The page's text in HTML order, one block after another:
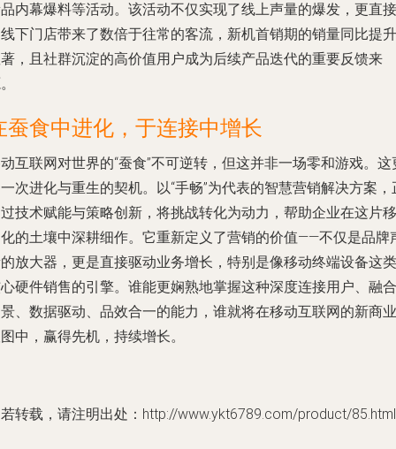
内幕爆料等活动。该活动不仅实现了线上声量的爆发，更直接
下门店带来了数倍于往常的客流，新机首销期的销量同比提升
，且社群沉淀的高价值用户成为后续产品迭代的重要反馈来
蚕食中进化，于连接中增长
互联网对世界的“蚕食”不可逆转，但这并非一场零和游戏。这
次进化与重生的契机。以“手畅”为代表的智慧营销解决方案，
技术赋能与策略创新，将挑战转化为动力，帮助企业在这片移
的土壤中深耕细作。它重新定义了营销的价值——不仅是品牌
放大器，更是直接驱动业务增长，特别是像移动终端设备这类
硬件销售的引擎。谁能更娴熟地掌握这种深度连接用户、融合
、数据驱动、品效合一的能力，谁就将在移动互联网的新商业
中，赢得先机，持续增长。
转载，请注明出处：http://www.ykt6789.com/product/85.html